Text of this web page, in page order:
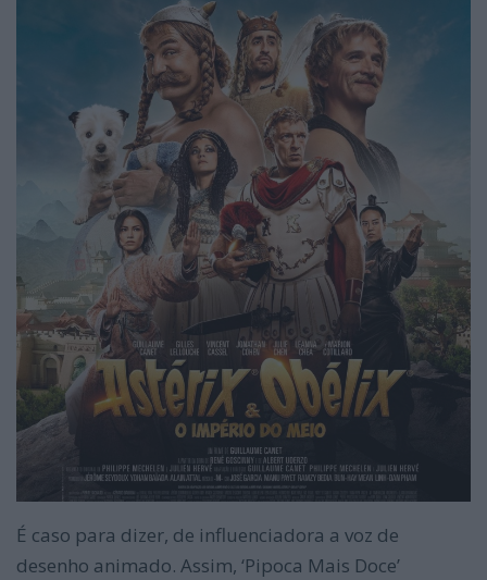
É caso para dizer, de influenciadora a voz de
desenho animado. Assim, ‘Pipoca Mais Doce’